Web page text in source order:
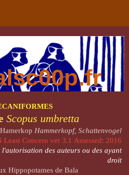
Scopus umbretta
Hamerkop Hammerkopf, Schattenvogel
Least Concern ver 3.1 Assessed: 2016
l'autorisation des auteurs ou des ayant
droit
Hippopotames de Bala